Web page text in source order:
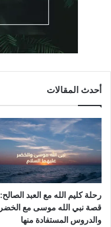
أحدث المقالات
رحلة كليم الله مع العبد الصالح:
قصة نبي الله موسى مع الخضر
والدروس المستفادة منها